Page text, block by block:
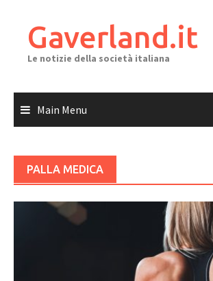
contentGaverland.it
Le notizie della società italiana
Main Menu
PALLA MEDICA